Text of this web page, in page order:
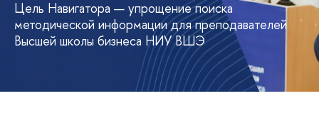
Цель Навигатора — упрощение поиска
методической информации для преподавателей
Высшей школы бизнеса НИУ ВШЭ